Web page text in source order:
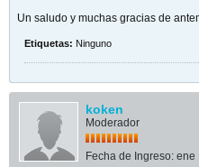
Un saludo y muchas gracias de
Etiquetas: Ninguno
koken
Moderador
Fecha de Ingreso: ene